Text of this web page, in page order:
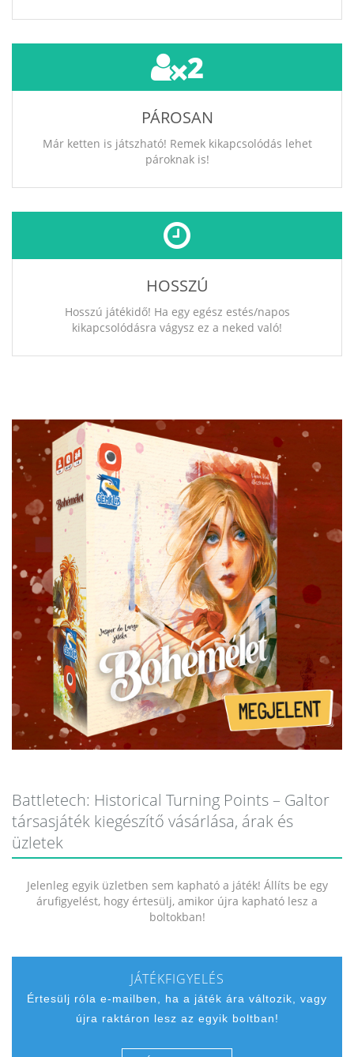
2
PÁROSAN
Már ketten is játszható! Remek kikapcsolódás lehet
pároknak is!
HOSSZÚ
Hosszú játékidő! Ha egy egész estés/napos
kikapcsolódásra vágysz ez a neked való!
Battletech: Historical Turning Points – Galtor
társasjáték kiegészítő vásárlása, árak és
üzletek
Jelenleg egyik üzletben sem kapható a játék! Állíts be egy
árufigyelést, hogy értesülj, amikor újra kapható lesz a
boltokban!
JÁTÉKFIGYELÉS
Értesülj róla e-mailben, ha a játék ára változik, vagy
újra raktáron lesz az egyik boltban!